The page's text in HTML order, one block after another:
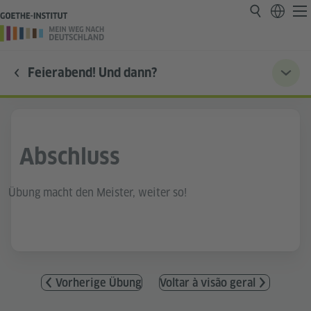
Feierabend! Und dann?
Abschluss
Übung macht den Meister, weiter so!
Vorherige Übung Voltar à visão geral